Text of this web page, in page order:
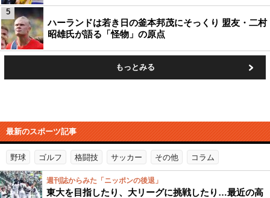
ハーランドは若き日の釜本邦茂にそっくり 盟友・二村
昭雄氏が語る「怪物」の原点
5
もっとみる
最新のスポーツ記事
野球 ゴルフ 格闘技 サッカー その他 コラム
週刊誌からみた「ニッポンの後退」
東大を目指したり、大リーグに挑戦したり…最近の高